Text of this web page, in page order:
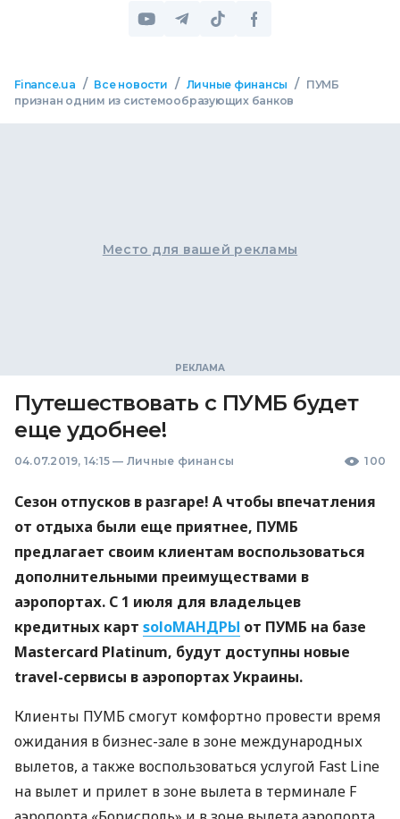
Finance.ua / Все новости / Личные финансы /
ПУМБ
признан одним из системообразующих банков
Место для вашей рекламы
Путешествовать с ПУМБ будет
еще удобнее!
04.07.2019, 14:15 — Личные финансы 100
Сезон отпусков в разгаре! А чтобы впечатления
от отдыха были еще приятнее, ПУМБ
предлагает своим клиентам воспользоваться
дополнительными преимуществами в
аэропортах. С 1 июля для владельцев
кредитных карт soloМАНДРЫ от ПУМБ на базе
Mastercard Platinum, будут доступны новые
travel-сервисы в аэропортах Украины.
Клиенты ПУМБсмогут комфортно провести время
ожидания в бизнес-зале в зоне международных
вылетов, а также воспользоваться услугой Fast Line
на вылет и прилет в зоне вылета в терминале F